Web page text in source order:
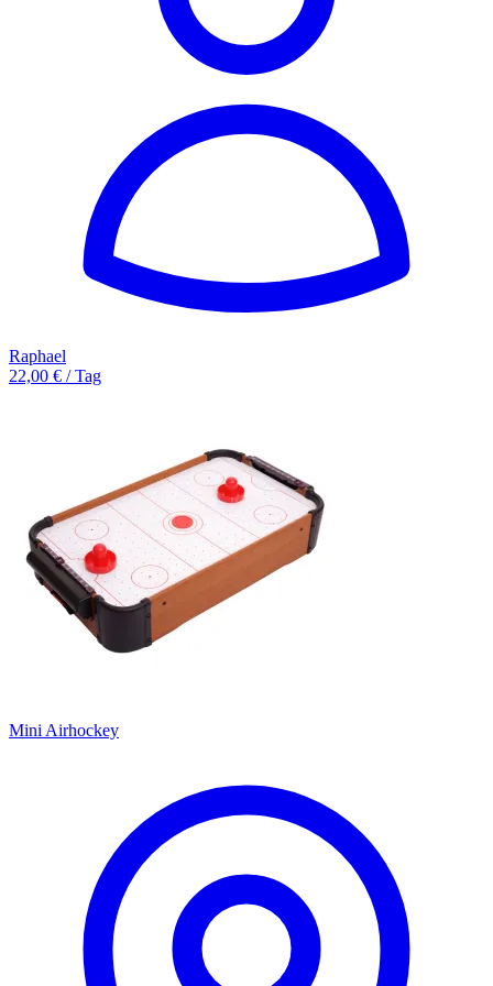
Raphael
22,00 € / Tag
Mini Airhockey